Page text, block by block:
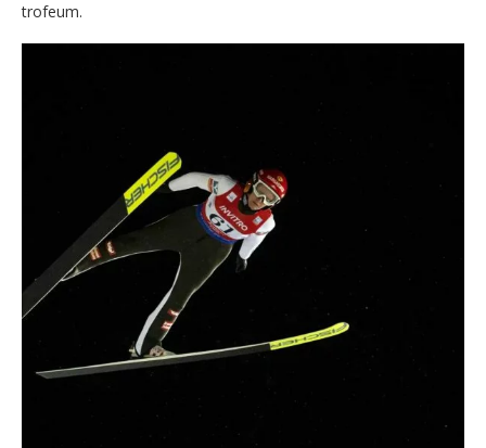
trofeum.